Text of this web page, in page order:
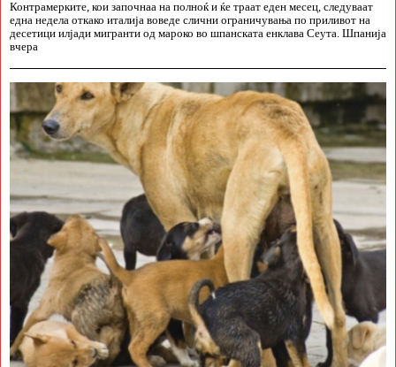
Контрамерките, кои започнаа на полноќ и ќе траат еден месец, следуваат
една недела откако италија воведе слични ограничувања по приливот на
десетици илјади мигранти од мароко во шпанската енклава Сеута. Шпанија
вчера